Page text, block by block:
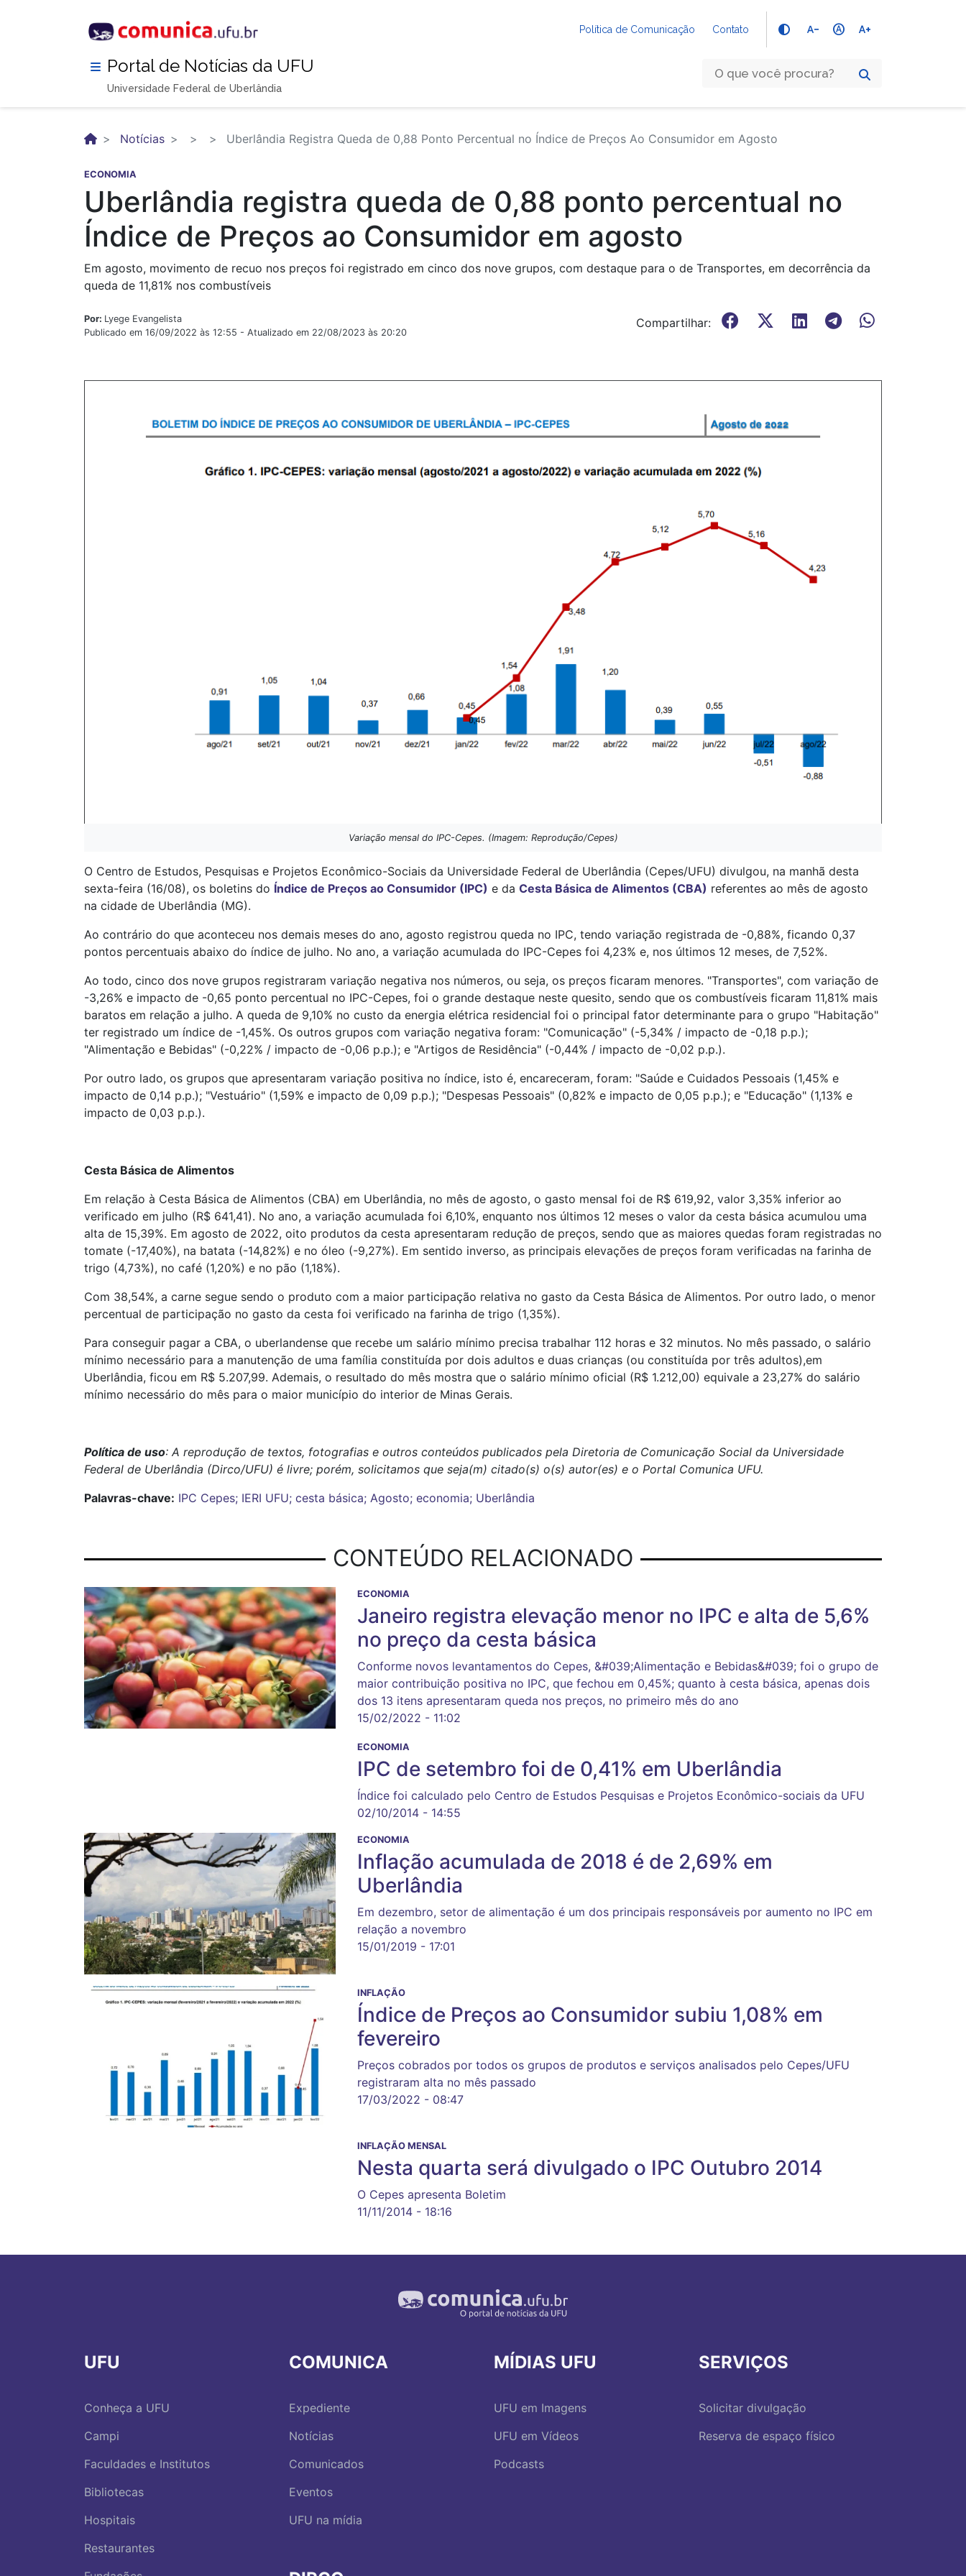
Política de Comunicação Contato text_decrease hdr_auto text_increase
Portal de Notícias da UFU
Universidade Federal de Uberlândia
Notícias Uberlândia Registra Queda de 0,88 Ponto Percentual no Índice de Preços Ao Consumidor em Agosto
ECONOMIA
Uberlândia registra queda de 0,88 ponto percentual no
Índice de Preços ao Consumidor em agosto
Em agosto, movimento de recuo nos preços foi registrado em cinco dos nove grupos, com destaque para o de Transportes, em decorrência da
queda de 11,81% nos combustíveis
Por: Lyege Evangelista
Publicado em 16/09/2022 às 12:55 - Atualizado em 22/08/2023 às 20:20
Compartilhar:
Variação mensal do IPC-Cepes. (Imagem: Reprodução/Cepes)
O Centro de Estudos, Pesquisas e Projetos Econômico-Sociais da Universidade Federal de Uberlândia (Cepes/UFU) divulgou, na manhã desta
sexta-feira (16/08), os boletins do Índice de Preços ao Consumidor (IPC) e da Cesta Básica de Alimentos (CBA) referentes ao mês de agosto
na cidade de Uberlândia (MG).
Ao contrário do que aconteceu nos demais meses do ano, agosto registrou queda no IPC, tendo variação registrada de -0,88%, ficando 0,37
pontos percentuais abaixo do índice de julho. No ano, a variação acumulada do IPC-Cepes foi 4,23% e, nos últimos 12 meses, de 7,52%.
Ao todo, cinco dos nove grupos registraram variação negativa nos números, ou seja, os preços ficaram menores. "Transportes", com variação de
-3,26% e impacto de -0,65 ponto percentual no IPC-Cepes, foi o grande destaque neste quesito, sendo que os combustíveis ficaram 11,81% mais
baratos em relação a julho. A queda de 9,10% no custo da energia elétrica residencial foi o principal fator determinante para o grupo "Habitação"
ter registrado um índice de -1,45%. Os outros grupos com variação negativa foram: "Comunicação" (-5,34% / impacto de -0,18 p.p.);
"Alimentação e Bebidas" (-0,22% / impacto de -0,06 p.p.); e "Artigos de Residência" (-0,44% / impacto de -0,02 p.p.).
Por outro lado, os grupos que apresentaram variação positiva no índice, isto é, encareceram, foram: "Saúde e Cuidados Pessoais (1,45% e
impacto de 0,14 p.p.); "Vestuário" (1,59% e impacto de 0,09 p.p.); "Despesas Pessoais" (0,82% e impacto de 0,05 p.p.); e "Educação" (1,13% e
impacto de 0,03 p.p.).
Cesta Básica de Alimentos
Em relação à Cesta Básica de Alimentos (CBA) em Uberlândia, no mês de agosto, o gasto mensal foi de R$ 619,92, valor 3,35% inferior ao
verificado em julho (R$ 641,41). No ano, a variação acumulada foi 6,10%, enquanto nos últimos 12 meses o valor da cesta básica acumulou uma
alta de 15,39%. Em agosto de 2022, oito produtos da cesta apresentaram redução de preços, sendo que as maiores quedas foram registradas no
tomate (-17,40%), na batata (-14,82%) e no óleo (-9,27%). Em sentido inverso, as principais elevações de preços foram verificadas na farinha de
trigo (4,73%), no café (1,20%) e no pão (1,18%).
Com 38,54%, a carne segue sendo o produto com a maior participação relativa no gasto da Cesta Básica de Alimentos. Por outro lado, o menor
percentual de participação no gasto da cesta foi verificado na farinha de trigo (1,35%).
Para conseguir pagar a CBA, o uberlandense que recebe um salário mínimo precisa trabalhar 112 horas e 32 minutos. No mês passado, o salário
mínimo necessário para a manutenção de uma família constituída por dois adultos e duas crianças (ou constituída por três adultos),em
Uberlândia, ficou em R$ 5.207,99. Ademais, o resultado do mês mostra que o salário mínimo oficial (R$ 1.212,00) equivale a 23,27% do salário
mínimo necessário do mês para o maior município do interior de Minas Gerais.
Política de uso: A reprodução de textos, fotografias e outros conteúdos publicados pela Diretoria de Comunicação Social da Universidade
Federal de Uberlândia (Dirco/UFU) é livre; porém, solicitamos que seja(m) citado(s) o(s) autor(es) e o Portal Comunica UFU.
Palavras-chave: IPC Cepes; IERI UFU; cesta básica; Agosto; economia; Uberlândia
CONTEÚDO RELACIONADO
ECONOMIA
Janeiro registra elevação menor no IPC e alta de 5,6%
no preço da cesta básica
Conforme novos levantamentos do Cepes, &#039;Alimentação e Bebidas&#039; foi o grupo de
maior contribuição positiva no IPC, que fechou em 0,45%; quanto à cesta básica, apenas dois
dos 13 itens apresentaram queda nos preços, no primeiro mês do ano
15/02/2022 - 11:02
ECONOMIA
IPC de setembro foi de 0,41% em Uberlândia
Índice foi calculado pelo Centro de Estudos Pesquisas e Projetos Econômico-sociais da UFU
02/10/2014 - 14:55
ECONOMIA
Inflação acumulada de 2018 é de 2,69% em
Uberlândia
Em dezembro, setor de alimentação é um dos principais responsáveis por aumento no IPC em
relação a novembro
15/01/2019 - 17:01
INFLAÇÃO
Índice de Preços ao Consumidor subiu 1,08% em
fevereiro
Preços cobrados por todos os grupos de produtos e serviços analisados pelo Cepes/UFU
registraram alta no mês passado
17/03/2022 - 08:47
INFLAÇÃO MENSAL
Nesta quarta será divulgado o IPC Outubro 2014
O Cepes apresenta Boletim
11/11/2014 - 18:16
UFU
Conheça a UFU
Campi
Faculdades e Institutos
Bibliotecas
Hospitais
Restaurantes
COMUNICA
Expediente
Notícias
Comunicados
Eventos
UFU na mídia
MÍDIAS UFU
UFU em Imagens
UFU em Vídeos
Podcasts
SERVIÇOS
Solicitar divulgação
Reserva de espaço físico